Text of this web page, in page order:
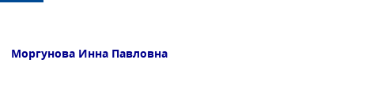
Моргунова Инна Павловна